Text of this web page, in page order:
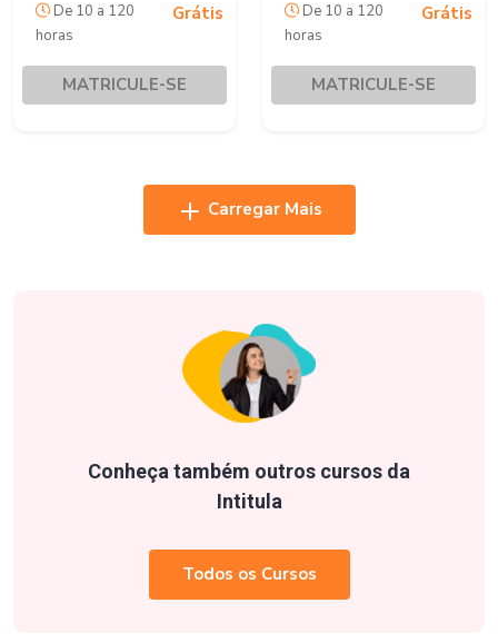
De 10 a 120
horas
Grátis
MATRICULE-SE
De 10 a 120
horas
Grátis
MATRICULE-SE
Carregar Mais
Conheça também outros cursos da
Intitula
Todos os Cursos